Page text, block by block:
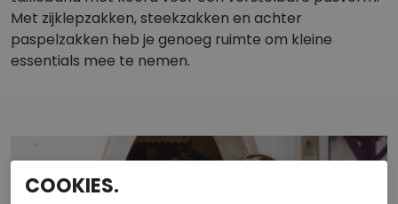
Met zijklepzakken, steekzakken en achter
paspelzakken heb je genoeg ruimte om kleine
essentials mee te nemen.
COOKIES.